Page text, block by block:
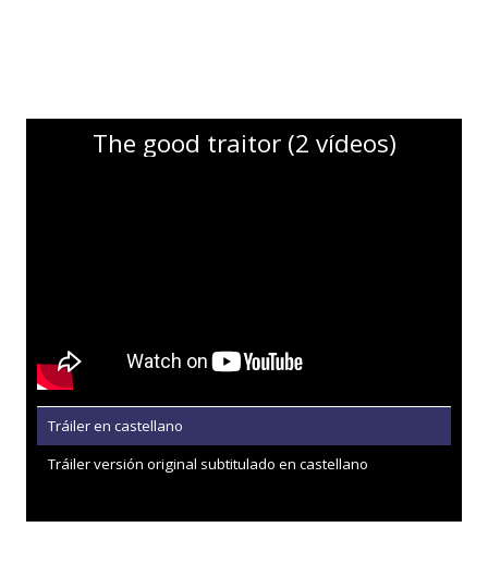
The good traitor (2 vídeos)
Tráiler en castellano
Tráiler versión original subtitulado en castellano